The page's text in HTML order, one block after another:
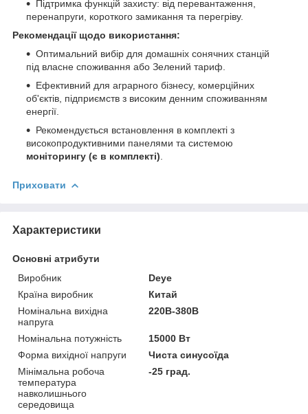
Підтримка функцій захисту: від перевантаження,
перенапруги, короткого замикання та перегріву.
Рекомендації щодо використання:
Оптимальний вибір для домашніх сонячних станцій
під власне споживання або Зелений тариф.
Ефективний для аграрного бізнесу, комерційних
об'єктів, підприємств з високим денним споживанням
енергії.
Рекомендується встановлення в комплекті з
високопродуктивними панелями та системою
моніторингу (є в комплекті)
Приховати
Характеристики
Основні атрибути
Виробник
Deye
Країна виробник
Китай
Номінальна вихідна
напруга
220В-380В
Номінальна потужність
15000 Вт
Форма вихідної напруги
Чиста синусоїда
Мінімальна робоча
температура
навколишнього
середовища
-25 град.